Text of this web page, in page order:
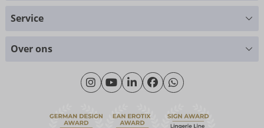
Maandag - Donderdag: 09.00 - 16.00 uur
Vrijdag: 09.00 - 15.00 uur
Contact opnemen met
Service
Over ons
Over ons
Duurzaamheid
eroFame